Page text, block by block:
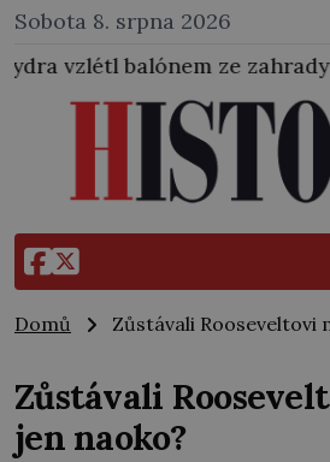
Sobota 8. srpna 2026
ze zahrady nuselského
Domů Zůstávali Rooseveltovi
Zůstávali
jen naoko?